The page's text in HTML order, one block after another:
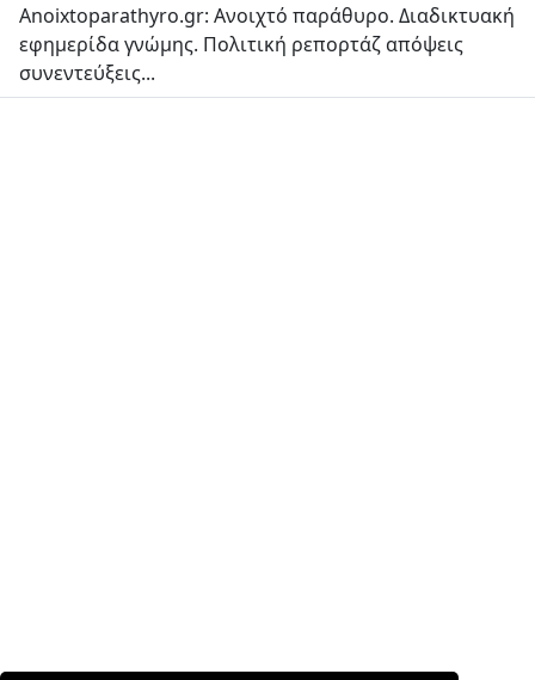
Anoixtoparathyro.gr: Ανοιχτό παράθυρο. Διαδικτυακή
εφημερίδα γνώμης. Πολιτική ρεπορτάζ απόψεις
συνεντεύξεις...